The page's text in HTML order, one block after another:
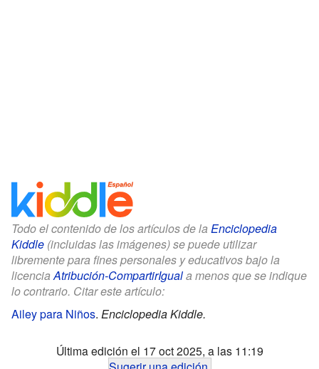
Todo el contenido de los artículos de la Enciclopedia
Kiddle (incluidas las imágenes) se puede utilizar
libremente para fines personales y educativos bajo la
licenciaAtribución-CompartirIguala menos que se indique
lo contrario. Citar este artículo:
Ailey para Niños. Enciclopedia Kiddle.
Última edición el 17 oct 2025, a las 11:19